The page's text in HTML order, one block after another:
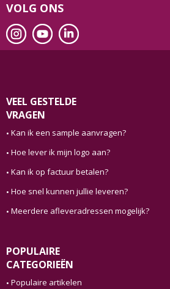
VOLG ONS
VEEL GESTELDE
VRAGEN
Kan ik een sample aanvragen?
Hoe lever ik mijn logo aan?
Kan ik op factuur betalen?
Hoe snel kunnen jullie leveren?
Meerdere afleveradressen mogelijk?
POPULAIRE
CATEGORIEËN
Populaire artikelen